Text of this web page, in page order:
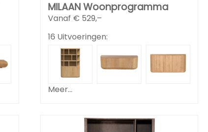
MILAAN Woonprogramma
Vanaf € 529,–
16 Uitvoeringen:
Meer...